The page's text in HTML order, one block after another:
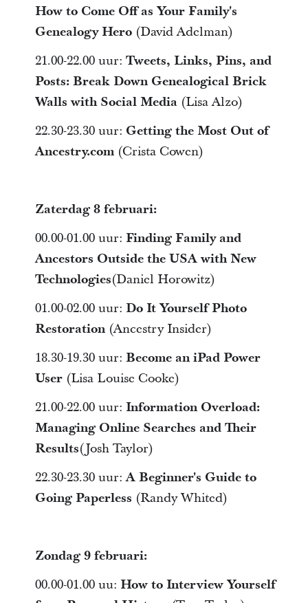
How to Come Off as Your Family's
Genealogy Hero(David Adelman)
21.00-22.00 uur: Tweets, Links, Pins, and
Posts: Break Down Genealogical Brick
Walls with Social Media(Lisa Alzo)
22.30-23.30 uur: Getting the Most Out of
Ancestry.com(Crista Cowen)
Zaterdag 8 februari:
00.00-01.00 uur: Finding Family and
Ancestors Outside the USA with New
Technologies(Daniel Horowitz)
01.00-02.00 uur: Do It Yourself Photo
Restoration(Ancestry Insider)
18.30-19.30 uur: Become an iPad Power
User (Lisa Louise Cooke)
21.00-22.00 uur: Information Overload:
Managing Online Searches and Their
Results(Josh Taylor)
22.30-23.30 uur:A Beginner's Guide to
Going Paperless (Randy Whited)
Zondag 9 februari:
00.00-01.00 uu: How to Interview Yourself